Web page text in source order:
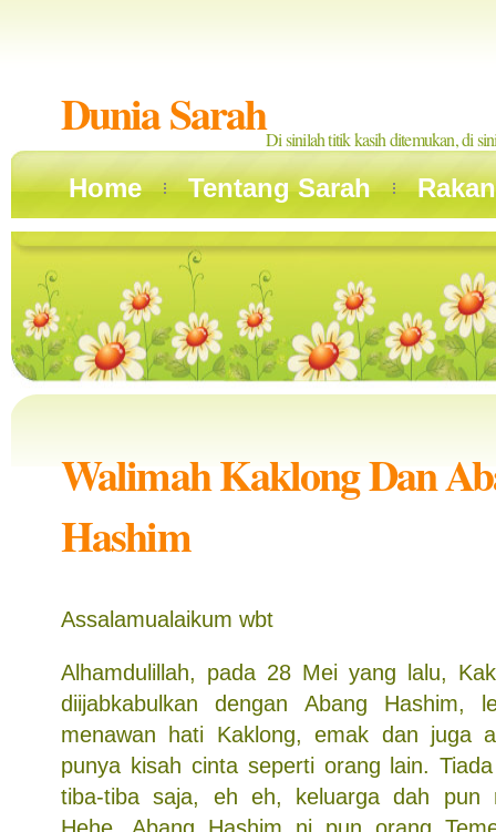
Dunia SarahDi sinilah titik kasih ditemukan, di
Home Tentang Sarah
Walimah Kaklong Dan
Hashim
Assalamualaikum wbt
Alhamdulillah, pada 28 Mei yang lalu,
diijabkabulkan dengan Abang Hashim,
menawan hati Kaklong, emak dan juga
punya kisah cinta seperti orang lain.
tiba-tiba saja, eh eh, keluarga dah pun
Hehe. Abang Hashim ni pun orang